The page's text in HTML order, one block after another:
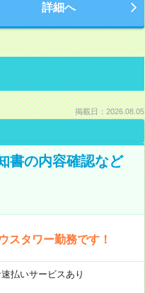
詳細へ
掲載日：2026.08.05
書の内容確認など
スタワー勤務です！
払いサービスあり